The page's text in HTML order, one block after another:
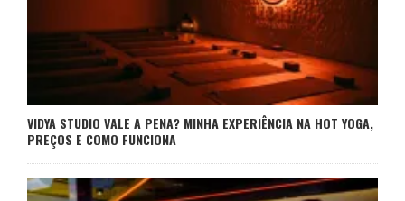
VIDYA STUDIO VALE A PENA? MINHA EXPERIÊNCIA NA HOT YOGA,
PREÇOS E COMO FUNCIONA